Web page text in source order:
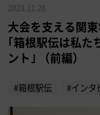
2023.11.28
大会を支える関
｢箱根駅伝は私た
ント｣ （前編）
#箱根駅伝 #インタ